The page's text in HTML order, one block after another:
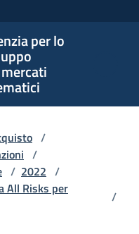
per lo
/
/
/ 2022 /
All Risks per
/